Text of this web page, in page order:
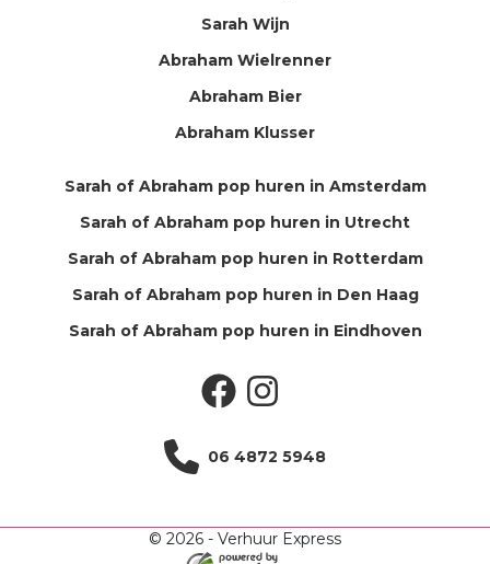
Sarah Wijn
Abraham Wielrenner
Abraham Bier
Abraham Klusser
Sarah of Abraham pop huren in Amsterdam
Sarah of Abraham pop huren in Utrecht
Sarah of Abraham pop huren in Rotterdam
Sarah of Abraham pop huren in Den Haag
Sarah of Abraham pop huren in Eindhoven
FacebookInstagram
06 4872 5948
© 2026 - Verhuur Express